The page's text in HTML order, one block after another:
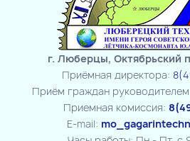
г. Люберцы, Октябрьский
Приёмная директора:
Приём граждан
Приемная комиссия:
E-mail: